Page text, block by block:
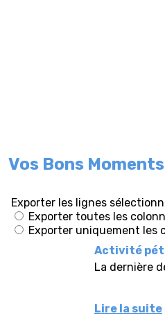
Vos Bons Moments